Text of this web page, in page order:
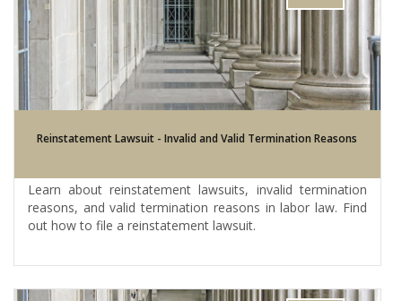
Reinstatement Lawsuit - Invalid and Valid Termination Reasons
Learn about reinstatement lawsuits, invalid termination
reasons, and valid termination reasons in labor law. Find
out how to file a reinstatement lawsuit.